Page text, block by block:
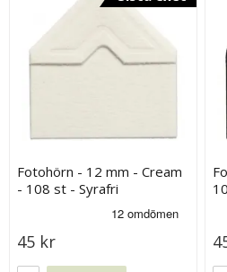
Fotohörn - 12 mm - Cream
- 108 st - Syrafri
45 kr